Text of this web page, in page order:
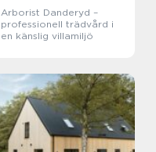
Arborist Danderyd –
professionell trädvård i
en känslig villamiljö